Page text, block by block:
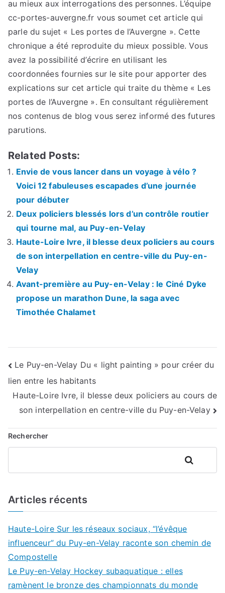
au mieux aux interrogations des personnes. L’équipe
cc-portes-auvergne.fr vous soumet cet article qui
parle du sujet « Les portes de l’Auvergne ». Cette
chronique a été reproduite du mieux possible. Vous
avez la possibilité d’écrire en utilisant les
coordonnées fournies sur le site pour apporter des
explications sur cet article qui traite du thème « Les
portes de l’Auvergne ». En consultant régulièrement
nos contenus de blog vous serez informé des futures
parutions.
Related Posts:
Envie de vous lancer dans un voyage à vélo ?
Voici 12 fabuleuses escapades d’une journée
pour débuter
Deux policiers blessés lors d’un contrôle routier
qui tourne mal, au Puy-en-Velay
Haute-Loire Ivre, il blesse deux policiers au cours
de son interpellation en centre-ville du Puy-en-
Velay
Avant-première au Puy-en-Velay : le Ciné Dyke
propose un marathon Dune, la saga avec
Timothée Chalamet
Navigation
de
l’article
Le Puy-en-Velay Du « light painting » pour créer du
lien entre les habitants
Haute-Loire Ivre, il blesse deux policiers au cours de
son interpellation en centre-ville du Puy-en-Velay
Rechercher
Rechercher
Articles récents
Haute-Loire Sur les réseaux sociaux, “l’évêque
influenceur” du Puy-en-Velay raconte son chemin de
Compostelle
Le Puy-en-Velay Hockey subaquatique : elles
ramènent le bronze des championnats du monde